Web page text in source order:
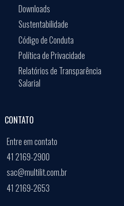
Downloads
Sustentabilidade
Código de Conduta
Política de Privacidade
Relatórios de Transparência
Salarial
CONTATO
Entre em contato
41 2169-2900
sac@multilit.com.br
41 2169-2653